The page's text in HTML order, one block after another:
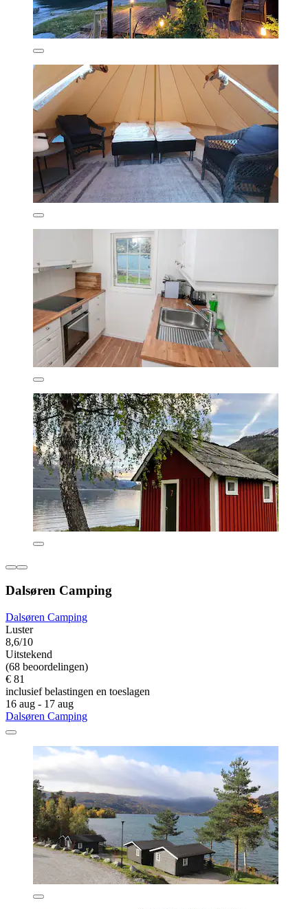
Dalsøren Camping
Dalsøren Camping
Luster
8,6/10
Uitstekend
(68 beoordelingen)
€ 81
inclusief belastingen en toeslagen
16 aug - 17 aug
Dalsøren Camping